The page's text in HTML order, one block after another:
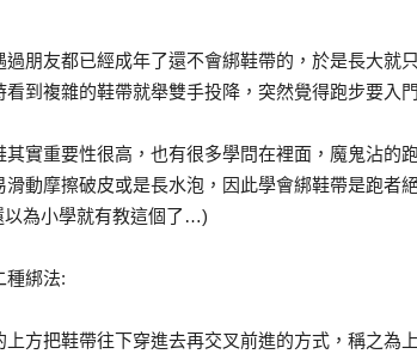
過朋友都已經成年了還不會綁鞋帶的，於是長大就
看到複雜的鞋帶就舉雙手投降，突然覺得跑步要入
其實重要性很高，也有很多學問在裡面，魔鬼沾的
滑動摩擦破皮或是長水泡，因此學會綁鞋帶是跑者
以為小學就有教這個了…)
種綁法:
上方把鞋帶往下穿進去再交叉前進的方式，稱之為